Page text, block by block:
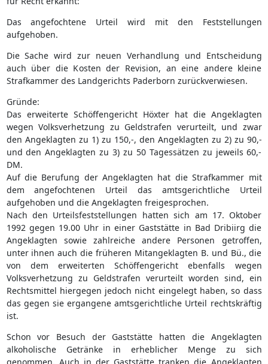
Das angefochtene Urteil wird mit den Feststellungen
aufgehoben.
Die Sache wird zur neuen Verhandlung und Entscheidung
auch über die Kosten der Revision, an eine andere kleine
Strafkammer des Landgerichts Paderborn zurückverwiesen.
Gründe:
Das erweiterte Schöffengericht Höxter hat die Angeklagten
wegen Volksverhetzung zu Geldstrafen verurteilt, und zwar
den Angeklagten zu 1) zu 150,-, den Angeklagten zu 2) zu 90,-
und den Angeklagten zu 3) zu 50 Tagessätzen zu jeweils 60,-
DM.
Auf die Berufung der Angeklagten hat die Strafkammer mit
dem angefochtenen Urteil das amtsgerichtliche Urteil
aufgehoben und die Angeklagten freigesprochen.
Nach den Urteilsfeststellungen hatten sich am 17. Oktober
1992 gegen 19.00 Uhr in einer Gaststätte in Bad Dribiirg die
Angeklagten sowie zahlreiche andere Personen getroffen,
unter ihnen auch die früheren Mitangeklagten B. und Bü., die
von dem erweiterten Schöffengericht ebenfalls wegen
Volksverhetzung zu Geldstrafen verurteilt worden sind, ein
Rechtsmittel hiergegen jedoch nicht eingelegt haben, so dass
das gegen sie ergangene amtsgerichtliche Urteil rechtskräftig
ist.
Schon vor Besuch der Gaststätte hatten die Angeklagten
alkoholische Getränke in erheblicher Menge zu sich
genommen. Auch in der Gaststätte tranken die Angeklagten